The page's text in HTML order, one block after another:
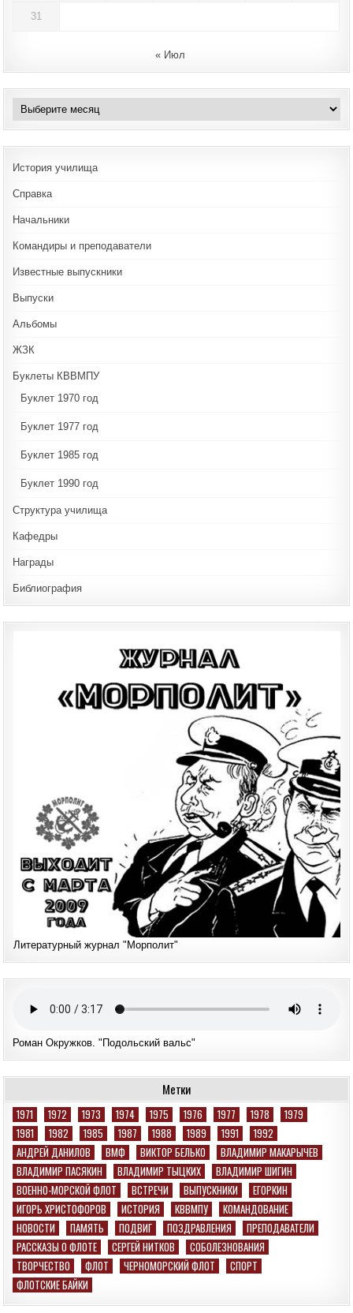
31
« Июл
Архивы
История училища
Справка
Начальники
Командиры и преподаватели
Известные выпускники
Выпуски
Альбомы
ЖЗК
Буклеты КВВМПУ
Буклет 1970 год
Буклет 1977 год
Буклет 1985 год
Буклет 1990 год
Структура училища
Кафедры
Награды
Библиография
Литературный журнал "Морполит"
Роман Окружков. "Подольский вальс"
Метки
1971 1972 1973 1974 1975 1976 1977 1978
1979
1981
1982 1985 1987 1988 1989 1991
1992
АНДРЕЙ ДАНИЛОВ
ВМФ ВИКТОР БЕЛЬКО
ВЛАДИМИР МАКАРЫЧЕВ
ВЛАДИМИР ПАСЯКИН
ВЛАДИМИР ТЫЦКИХ
ВЛАДИМИР ШИГИН
ВОЕННО-МОРСКОЙ ФЛОТ
ВСТРЕЧИ ВЫПУСКНИКИ
ЕГОРКИН
ИГОРЬ ХРИСТОФОРОВ
ИСТОРИЯ КВВМПУ
КОМАНДОВАНИЕ
НОВОСТИ
ПАМЯТЬ ПОДВИГ ПОЗДРАВЛЕНИЯ
ПРЕПОДАВАТЕЛИ
РАССКАЗЫ О ФЛОТЕ
СЕРГЕЙ НИТКОВ
СОБОЛЕЗНОВАНИЯ
ТВОРЧЕСТВО
ФЛОТ ЧЕРНОМОРСКИЙ ФЛОТ
СПОРТ
ФЛОТСКИЕ БАЙКИ